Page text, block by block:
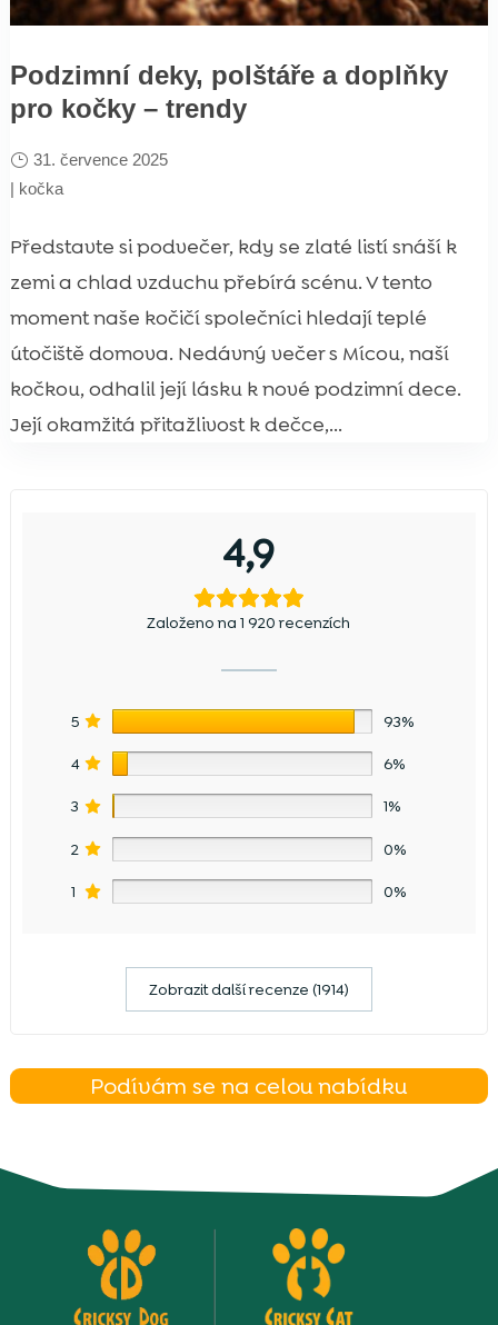
Podzimní deky, polštáře a doplňky
pro kočky – trendy
31. července 2025
| kočka
Představte si podvečer, kdy se zlaté listí snáší k
zemi a chlad vzduchu přebírá scénu. V tento
moment naše kočičí společníci hledají teplé
útočiště domova. Nedávný večer s Mícou, naší
kočkou, odhalil její lásku k nové podzimní dece.
Její okamžitá přitažlivost k dečce,...
4,9
Založeno na 1 920 recenzích
5 93%
4 6%
3 1%
2 0%
1 0%
Zobrazit další recenze (1914)
Podívám se na celou nabídku